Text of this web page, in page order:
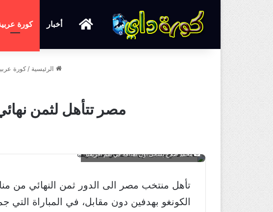
الرئيسية
أخبار كورة
الرئيسية / كورة
مصر تتأهل لثمن
محمد صلاح يسجل اول اهدافه في امم افريقيا
الكونغو بهدفين دون مقابل، في المباراة التي